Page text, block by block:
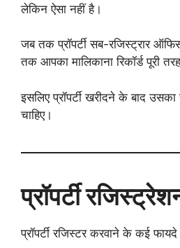
लेकिन ऐसा नहीं है।
जब तक प्रॉपर्टी सब-रजिस्ट्रार
तक आपका मालिकाना रिकॉर्ड पूरी
इसलिए प्रॉपर्टी खरीदने के बाद
चाहिए।
प्रॉपर्टी
प्रॉपर्टी रजिस्टर करवाने के कई फायदे